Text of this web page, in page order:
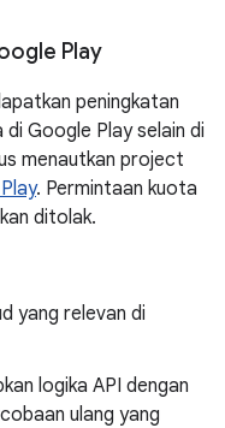
Play
peningkatan
Google Play selain di
menautkan project
. Permintaan kuota
ditolak.
yang relevan di
logika API dengan
ulang yang